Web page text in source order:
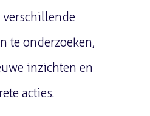
verschillende
te onderzoeken,
inzichten en
acties.